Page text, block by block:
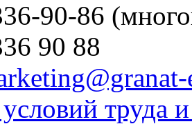
90-86
90 88
труда